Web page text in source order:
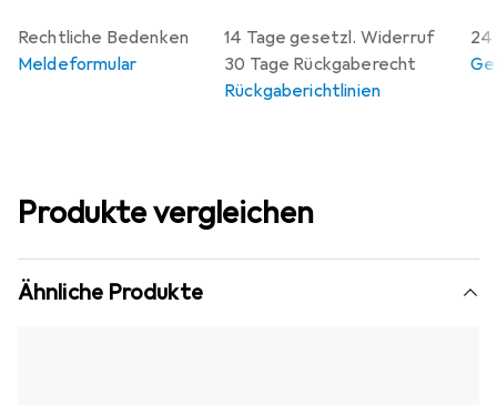
14 Tage gesetzl. Widerruf
30 Tage Rückgaberecht
Rückgaberichtlinien
24
Rechtliche Bedenken
Meldeformular
Produkte vergleichen
Ähnliche Produkte